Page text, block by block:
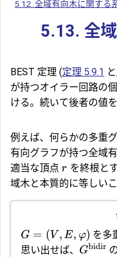
5.12. 全域有向木に関する
5.13. 全
BEST 定理 (定理 5.9.1 と
が持つオイラー回路の
ける。続いて後者の値
例えば、何らかの多重
有向グラフが持つ全域
適当な頂点 r を終根と
域木と本質的に等しい
G = (V , E, φ) を多
思い出せば、 Gbidir